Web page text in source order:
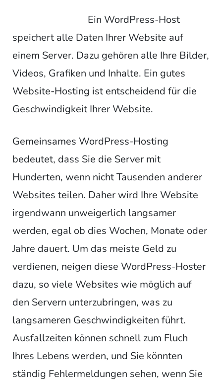
Ein WordPress-Host
speichert alle Daten Ihrer Website auf
einem Server. Dazu gehören alle Ihre Bilder,
Videos, Grafiken und Inhalte. Ein gutes
Website-Hosting ist entscheidend für die
Geschwindigkeit Ihrer Website.
Gemeinsames WordPress-Hosting
bedeutet, dass Sie die Server mit
Hunderten, wenn nicht Tausenden anderer
Websites teilen. Daher wird Ihre Website
irgendwann unweigerlich langsamer
werden, egal ob dies Wochen, Monate oder
Jahre dauert. Um das meiste Geld zu
verdienen, neigen diese WordPress-Hoster
dazu, so viele Websites wie möglich auf
den Servern unterzubringen, was zu
langsameren Geschwindigkeiten führt.
Ausfallzeiten können schnell zum Fluch
Ihres Lebens werden, und Sie könnten
ständig Fehlermeldungen sehen, wenn Sie